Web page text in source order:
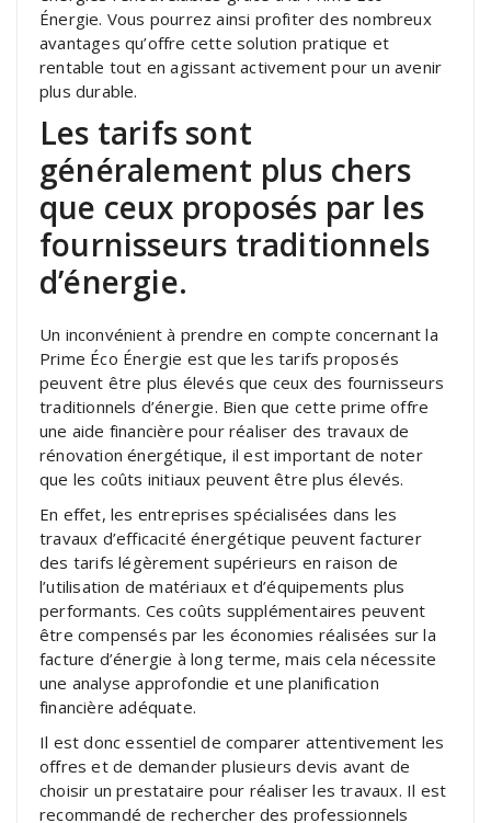
Énergie. Vous pourrez ainsi profiter des nombreux
avantages qu’offre cette solution pratique et
rentable tout en agissant activement pour un avenir
plus durable.
Les tarifs sont
généralement plus chers
que ceux proposés par les
fournisseurs traditionnels
d’énergie.
Un inconvénient à prendre en compte concernant la
Prime Éco Énergie est que les tarifs proposés
peuvent être plus élevés que ceux des fournisseurs
traditionnels d’énergie. Bien que cette prime offre
une aide financière pour réaliser des travaux de
rénovation énergétique, il est important de noter
que les coûts initiaux peuvent être plus élevés.
En effet, les entreprises spécialisées dans les
travaux d’efficacité énergétique peuvent facturer
des tarifs légèrement supérieurs en raison de
l’utilisation de matériaux et d’équipements plus
performants. Ces coûts supplémentaires peuvent
être compensés par les économies réalisées sur la
facture d’énergie à long terme, mais cela nécessite
une analyse approfondie et une planification
financière adéquate.
Il est donc essentiel de comparer attentivement les
offres et de demander plusieurs devis avant de
choisir un prestataire pour réaliser les travaux. Il est
recommandé de rechercher des professionnels